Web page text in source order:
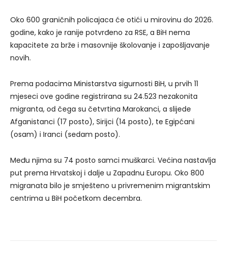
Oko 600 graničnih policajaca će otići u mirovinu do 2026.
godine, kako je ranije potvrđeno za RSE, a BiH nema
kapacitete za brže i masovnije školovanje i zapošljavanje
novih.
Prema podacima Ministarstva sigurnosti BiH, u prvih 11
mjeseci ove godine registrirana su 24.523 nezakonita
migranta, od čega su četvrtina Marokanci, a slijede
Afganistanci (17 posto), Sirijci (14 posto), te Egipćani
(osam) i Iranci (sedam posto).
Među njima su 74 posto samci muškarci. Većina nastavlja
put prema Hrvatskoj i dalje u Zapadnu Europu. Oko 800
migranata bilo je smješteno u privremenim migrantskim
centrima u BiH početkom decembra.